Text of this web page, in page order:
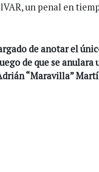
un penal en
de anotar el
de que se anulara
“Maravilla”